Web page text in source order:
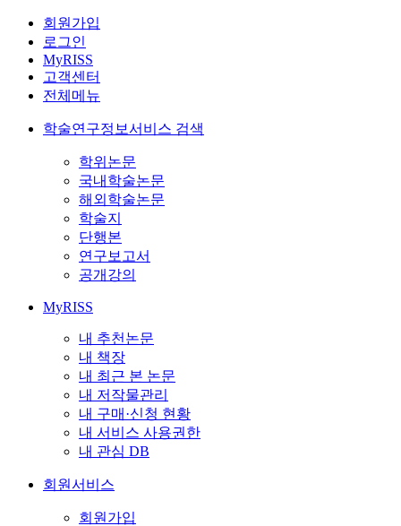
회원가입
로그인
MyRISS
고객센터
전체메뉴
학술연구정보서비스 검색
학위논문
국내학술논문
해외학술논문
학술지
단행본
연구보고서
공개강의
MyRISS
내 추천논문
내 책장
내 최근 본 논문
내 저작물관리
내 구매·신청 현황
내 서비스 사용권한
내 관심 DB
회원서비스
회원가입